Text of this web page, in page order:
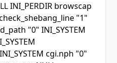
INI_PERDIR browscap
"1"
"0" INI_SYSTEM
cgi.nph "0"